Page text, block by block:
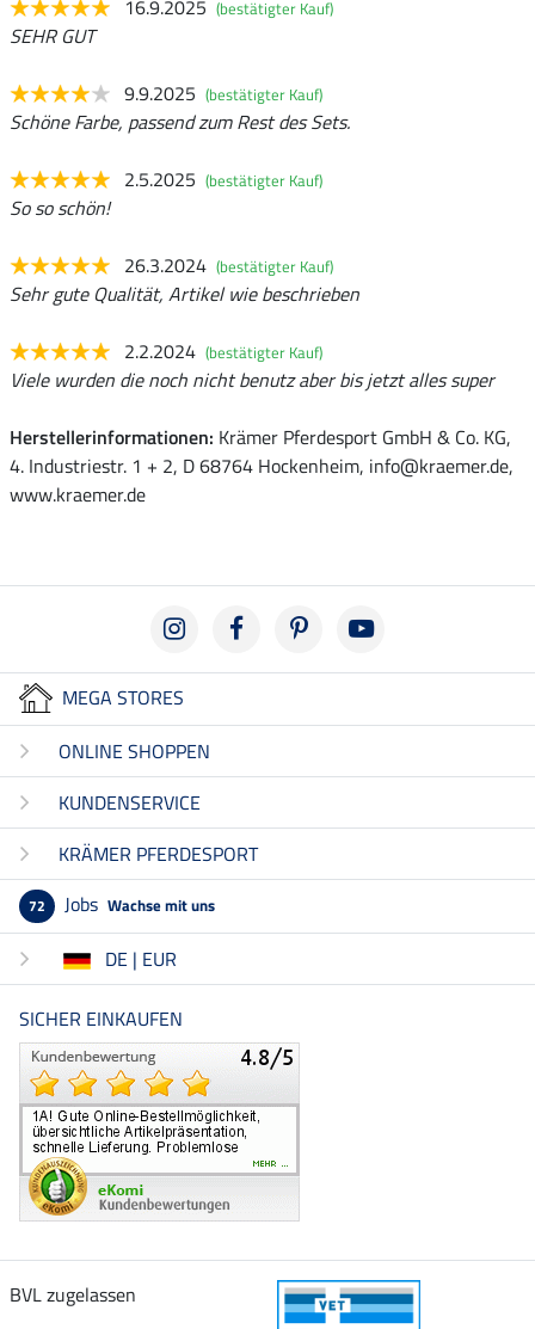
16.9.2025 (bestätigter Kauf)
SEHR GUT
9.9.2025 (bestätigter Kauf)
Schöne Farbe, passend zum Rest des Sets.
2.5.2025 (bestätigter Kauf)
So so schön!
26.3.2024 (bestätigter Kauf)
Sehr gute Qualität, Artikel wie beschrieben
2.2.2024 (bestätigter Kauf)
Viele wurden die noch nicht benutz aber bis jetzt alles super
Herstellerinformationen: Krämer Pferdesport GmbH & Co. KG,
4. Industriestr. 1 + 2, D 68764 Hockenheim, info@kraemer.de,
www.kraemer.de
MEGA STORES
ONLINE SHOPPEN
KUNDENSERVICE
KRÄMER PFERDESPORT
72 Jobs Wachse mit uns
DE | EUR
SICHER EINKAUFEN
BVL zugelassen